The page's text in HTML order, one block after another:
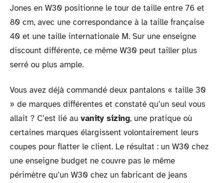
Jones en W30 positionne le tour de taille entre 76 et
80 cm, avec une correspondance à la taille française
40 et une taille internationale M. Sur une enseigne
discount différente, ce même W30 peut tailler plus
serré ou plus ample.
Vous avez déjà commandé deux pantalons « taille 30
» de marques différentes et constaté qu’un seul vous
allait ? C’est lié au vanity sizing, une pratique où
certaines marques élargissent volontairement leurs
coupes pour flatter le client. Le résultat : un W30 chez
une enseigne budget ne couvre pas le même
périmètre qu’un W30 chez un fabricant de jeans